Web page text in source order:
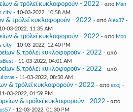
& τρόλεϊ κυκλοφορούν - 2022 - από Man
city - 10-03-2022, 10:58 AM
& τρόλεϊ κυκλοφορούν - 2022 - από Alex37-
10-03-2022, 11:35 AM
& τρόλεϊ κυκλοφορούν - 2022 - από Man
city - 10-03-2022, 12:40 PM
& τρόλεϊ κυκλοφορούν - 2022 - από
- 11-03-2022, 04:01 AM
& τρόλεϊ κυκλοφορούν - 2022 - από
- 11-03-2022, 08:50 AM
& τρόλεϊ κυκλοφορούν - 2022 - από ecoj -
11-03-2022, 01:59 PM
& τρόλεϊ κυκλοφορούν - 2022 - από
- 12-03-2022, 01:30 PM